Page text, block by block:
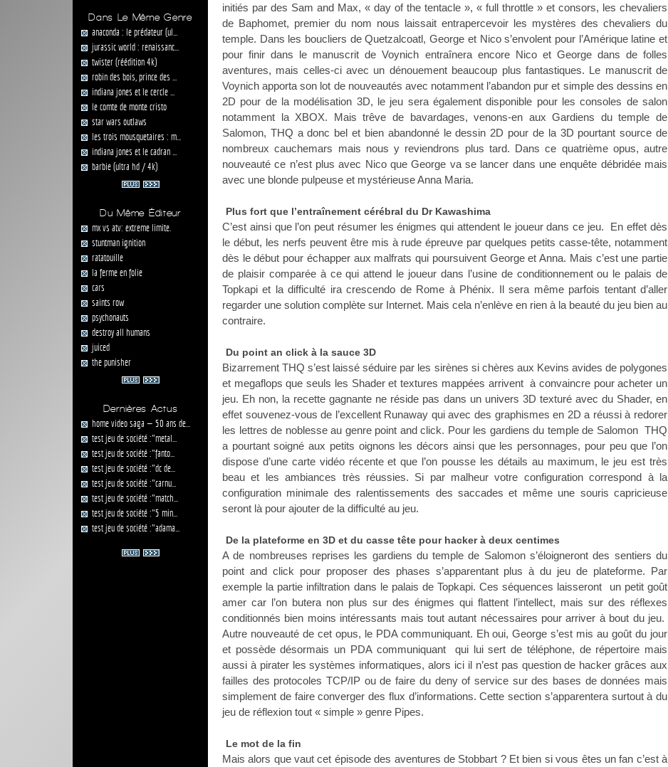
Dans Le Même Genre
anaconda : le prédateur (ul...
jurassic world : renaissanc...
twister (réédition 4k)
robin des bois, prince des ...
indiana jones et le cercle ...
le comte de monte cristo
star wars outlaws
les trois mousquetaires : m...
indiana jones et le cadran ...
barbie (ultra hd / 4k)
Du Même Éditeur
mx vs atv: extreme limite.
stuntman ignition
ratatouille
la ferme en folie
cars
saints row
psychonauts
destroy all humans
juiced
the punisher
Dernières Actus
home video saga — 50 ans de...
test jeu de société :"metal...
test jeu de société :"fanto...
test jeu de société :"dc de...
test jeu de société :"carnu...
test jeu de société :"match...
test jeu de société :"5 min...
test jeu de société :"adama...
initiés par des Sam and Max, « day of the tentacle », « full throttle » et consors, les chevaliers
de Baphomet, premier du nom nous laissait entrapercevoir les mystères des chevaliers du
temple. Dans les boucliers de Quetzalcoatl, George et Nico s’envolent pour l’Amérique latine et
pour finir dans le manuscrit de Voynich entraînera encore Nico et George dans de folles
aventures, mais celles-ci avec un dénouement beaucoup plus fantastiques. Le manuscrit de
Voynich apporta son lot de nouveautés avec notamment l’abandon pur et simple des dessins en
2D pour de la modélisation 3D, le jeu sera également disponible pour les consoles de salon
notamment la XBOX. Mais trêve de bavardages, venons-en aux Gardiens du temple de
Salomon, THQ a donc bel et bien abandonné le dessin 2D pour de la 3D pourtant source de
nombreux cauchemars mais nous y reviendrons plus tard. Dans ce quatrième opus, autre
nouveauté ce n’est plus avec Nico que George va se lancer dans une enquête débridée mais
avec une blonde pulpeuse et mystérieuse Anna Maria.
Plus fort que l’entraînement cérébral du Dr Kawashima
C’est ainsi que l’on peut résumer les énigmes qui attendent le joueur dans ce jeu. En effet dès
le début, les nerfs peuvent être mis à rude épreuve par quelques petits casse-tête, notamment
dès le début pour échapper aux malfrats qui poursuivent George et Anna. Mais c’est une partie
de plaisir comparée à ce qui attend le joueur dans l’usine de conditionnement ou le palais de
Topkapi et la difficulté ira crescendo de Rome à Phénix. Il sera même parfois tentant d’aller
regarder une solution complète sur Internet. Mais cela n’enlève en rien à la beauté du jeu bien au
contraire.
Du point an click à la sauce 3D
Bizarrement THQ s’est laissé séduire par les sirènes si chères aux Kevins avides de polygones
et megaflops que seuls les Shader et textures mappées arrivent à convaincre pour acheter un
jeu. Eh non, la recette gagnante ne réside pas dans un univers 3D texturé avec du Shader, en
effet souvenez-vous de l’excellent Runaway qui avec des graphismes en 2D a réussi à redorer
les lettres de noblesse au genre point and click. Pour les gardiens du temple de Salomon THQ
a pourtant soigné aux petits oignons les décors ainsi que les personnages, pour peu que l’on
dispose d’une carte vidéo récente et que l’on pousse les détails au maximum, le jeu est très
beau et les ambiances très réussies. Si par malheur votre configuration correspond à la
configuration minimale des ralentissements des saccades et même une souris capricieuse
seront là pour ajouter de la difficulté au jeu.
De la plateforme en 3D et du casse tête pour hacker à deux centimes
A de nombreuses reprises les gardiens du temple de Salomon s’éloigneront des sentiers du
point and click pour proposer des phases s’apparentant plus à du jeu de plateforme. Par
exemple la partie infiltration dans le palais de Topkapi. Ces séquences laisseront un petit goût
amer car l’on butera non plus sur des énigmes qui flattent l’intellect, mais sur des réflexes
conditionnés bien moins intéressants mais tout autant nécessaires pour arriver à bout du jeu.
Autre nouveauté de cet opus, le PDA communiquant. Eh oui, George s’est mis au goût du jour
et possède désormais un PDA communiquant qui lui sert de téléphone, de répertoire mais
aussi à pirater les systèmes informatiques, alors ici il n’est pas question de hacker grâces aux
failles des protocoles TCP/IP ou de faire du deny of service sur des bases de données mais
simplement de faire converger des flux d’informations. Cette section s’apparentera surtout à du
jeu de réflexion tout « simple » genre Pipes.
Le mot de la fin
Mais alors que vaut cet épisode des aventures de Stobbart ? Et bien si vous êtes un fan c’est à